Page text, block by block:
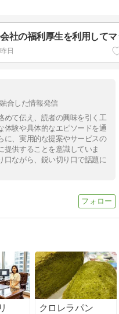
会社の福利厚生を利用して
昨日
合した情報発信
めて伝え、読者の興味を引く工
体験や具体的なエピソードを通
に、実用的な提案やサービスの
提供することを意識していま
口ながら、鋭い切り口で話題に
クロレラパン